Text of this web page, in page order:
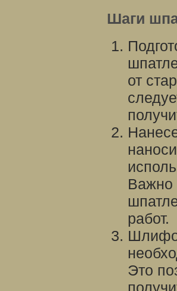
Шаги
от
Важно
работ.
Это